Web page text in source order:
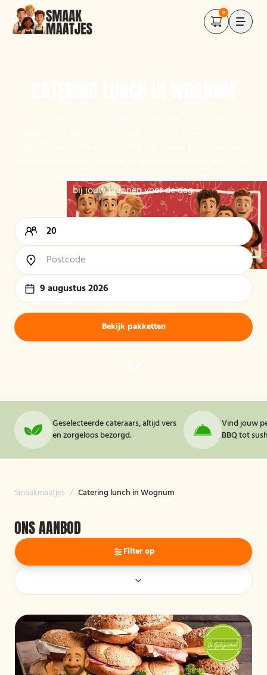
0
bij jouw plannen voor de dag.
9 augustus 2026
Bekijk pakketten
Geselecteerde cateraars, altijd vers
en zorgeloos bezorgd.
Vind jouw
BBQ tot
Smaakmaatjes / Catering lunch in Wognum
ONS AANBOD
Filter op